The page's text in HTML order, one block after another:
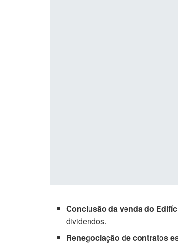
Conclusão da venda do
dividendos.
Renegociação de contratos